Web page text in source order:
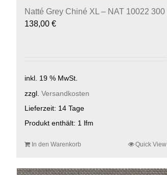
Natté Grey Chiné XL – NAT 10022 300
138,00 €
inkl. 19 % MwSt.
zzgl. Versandkosten
Lieferzeit: 14 Tage
Produkt enthält: 1 lfm
In den Warenkorb Quick View